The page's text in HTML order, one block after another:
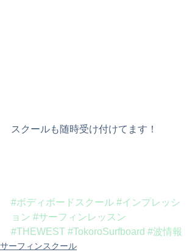
スクールも随時受け付けてます！
#ボディボードスクール #インプレッシ
ョン #サーフィンレッスン
#THEWEST
#TokoroSurfboard #波情報
サーフィンスクール